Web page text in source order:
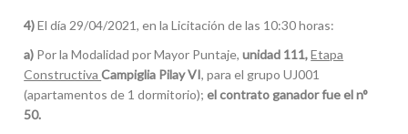
4)El día 29/04/2021, en la Licitación de las 10:30 horas:
a) Por la Modalidad por Mayor Puntaje,unidad 111,Etapa
ConstructivaCampiglia Pilay VI, para el grupo UJ001
(apartamentos de 1 dormitorio);el contrato ganador fue el n°
50.